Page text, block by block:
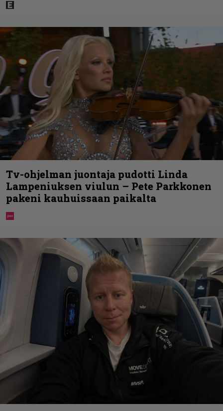
Tv-ohjelman juontaja pudotti Linda
Lampeniuksen viulun – Pete Parkkonen
pakeni kauhuissaan paikalta